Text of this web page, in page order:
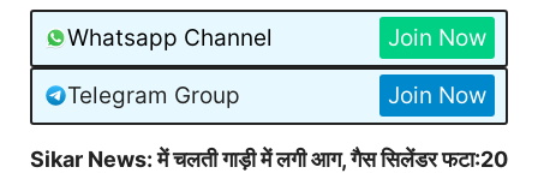
Whatsapp Channel Join Now
Telegram Group Join Now
Sikar News: में चलती गाड़ी में लगी आग, गैस सिलेंडर फटा:20